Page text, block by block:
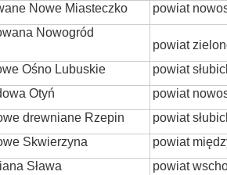
Nowe Miasteczko
powiat
Nowogród
powiat
Ośno Lubuskie
powiat
Otyń
powiat
drewniane Rzepin
powiat
Skwierzyna
powiat
Sława
powiat